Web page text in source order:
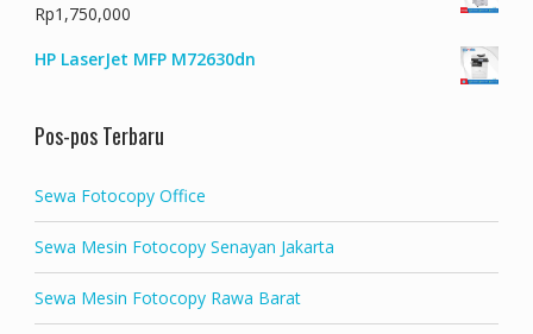
Rp1,750,000
HP LaserJet MFP M72630dn
Pos-pos Terbaru
Sewa Fotocopy Office
Sewa Mesin Fotocopy Senayan Jakarta
Sewa Mesin Fotocopy Rawa Barat